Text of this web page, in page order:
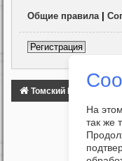
Общие правила |
Регистрация
Томский Клуб
На
так же